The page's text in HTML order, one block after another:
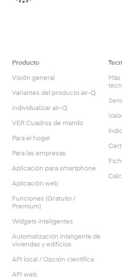
Producto
Visión general
Variantes del producto air-Q
individualizar air-Q
VER Cuadros de mando
Para el hogar
Para las empresas
Aplicación para smartphone
Aplicación web
Funciones (Gratuito /
Premium)
Widgets inteligentes
Automatización inteligente de
viviendas y edificios
API local / Opción científica
API web